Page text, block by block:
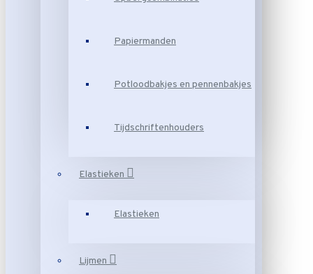
Papiermanden
Potloodbakjes en pennenbakjes
Tijdschriftenhouders
Elastieken
Elastieken
Lijmen